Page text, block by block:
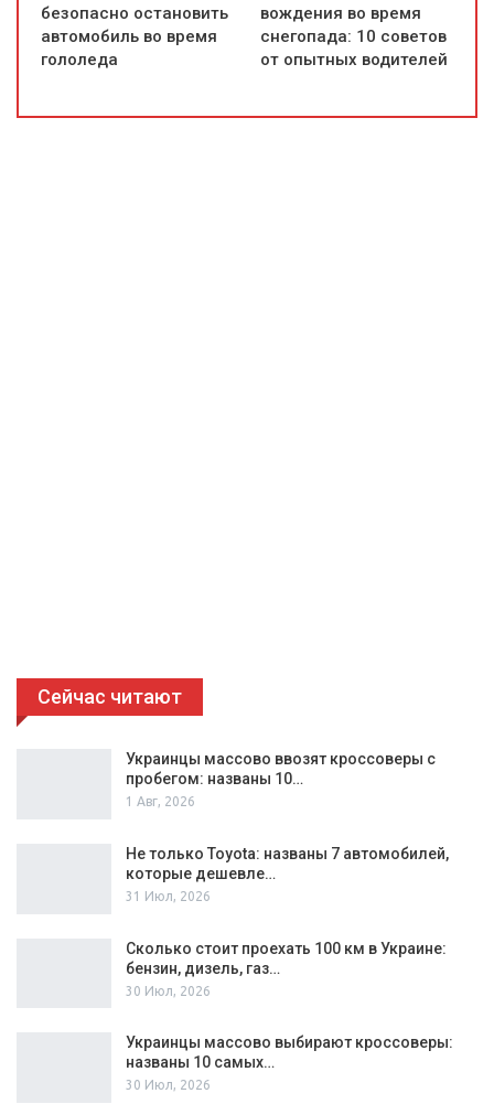
безопасно остановить
автомобиль во время
гололеда
вождения во время
снегопада: 10 советов
от опытных водителей
Сейчас читают
Украинцы массово ввозят кроссоверы с
пробегом: названы 10…
1 Авг, 2026
Не только Toyota: названы 7 автомобилей,
которые дешевле…
31 Июл, 2026
Сколько стоит проехать 100 км в Украине:
бензин, дизель, газ…
30 Июл, 2026
Украинцы массово выбирают кроссоверы:
названы 10 самых…
30 Июл, 2026